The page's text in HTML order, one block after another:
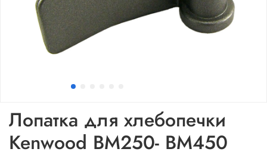
Лопатка для хлебопечки
Kenwood BM250- BM450